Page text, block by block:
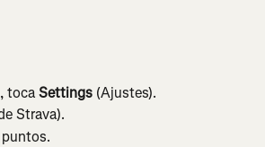
toca Settings (Ajustes).
Strava).